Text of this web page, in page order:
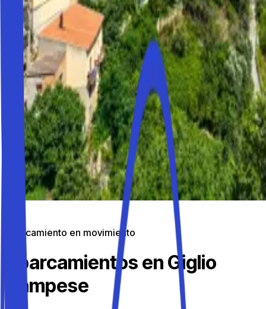
Aparcamiento en movimiento
Aparcamientos en Giglio
Campese